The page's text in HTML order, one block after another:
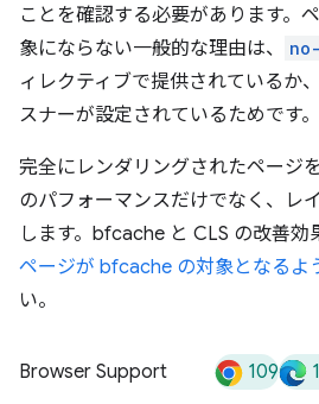
ことを確認する必要があります。
象にならない一般的な理由は、
ィレクティブで提供されているか、
スナーが設定されているためです。
完全にレンダリングされたページ
のパフォーマンスだけでなく、レ
します。bfcache と CLS の改善効
ページが bfcache の対象となるよ
い。
Browser Support 109